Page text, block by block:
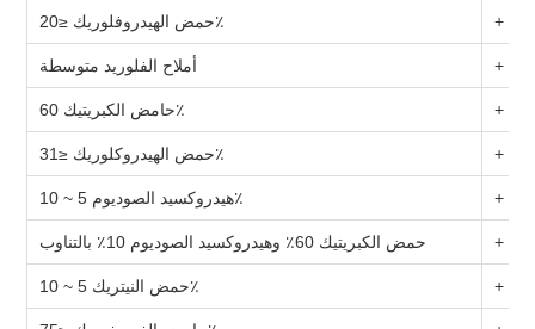
حمض الهيدروفلوريك ≤20٪ +
أملاح الفلوريد متوسطة +
حامض الكبريتيك 60٪ +
حمض الهيدروكلوريك ≤31٪ +
هيدروكسيد الصوديوم 5 ~ 10٪ +
حمض الكبريتيك 60٪ وهيدروكسيد الصوديوم 10٪ بالتناوب +
حمض النيتريك 5 ~ 10٪ +